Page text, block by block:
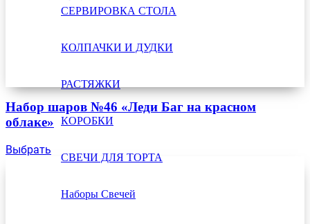
СЕРВИРОВКА СТОЛА
КОЛПАЧКИ И ДУДКИ
РАСТЯЖКИ
КОРОБКИ
СВЕЧИ ДЛЯ ТОРТА
Наборы Свечей
Набор шаров №46 «Леди Баг на красном
облаке»
Выбрать